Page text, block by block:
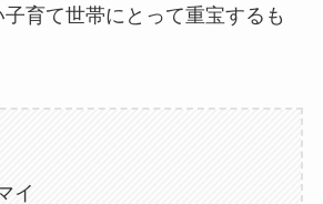
育て世帯にとって重宝するも
イ